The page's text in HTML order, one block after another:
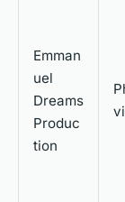
Emman
uel
Dreams
Produc
tion